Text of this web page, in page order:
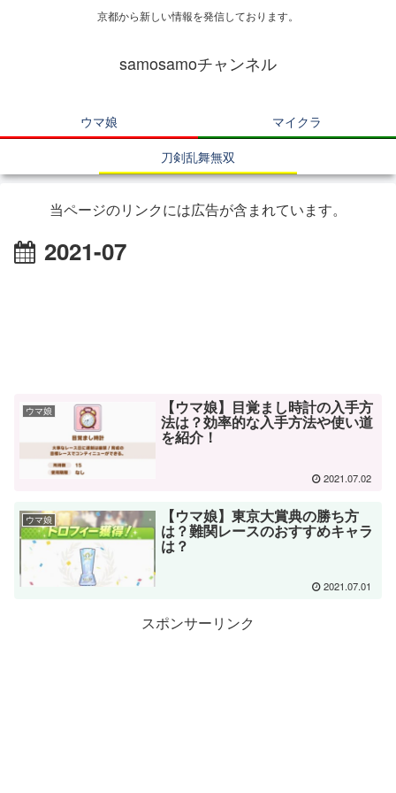
京都から新しい情報を発信しております。
samosamoチャンネル
ウマ娘
マイクラ
刀剣乱舞無双
当ページのリンクには広告が含まれています。
2021-07
ウマ娘 【ウマ娘】目覚まし時計の入手方
法は？効率的な入手方法や使い道
を紹介！
2021.07.02
ウマ娘 【ウマ娘】東京大賞典の勝ち方
は？難関レースのおすすめキャラ
は？
2021.07.01
スポンサーリンク